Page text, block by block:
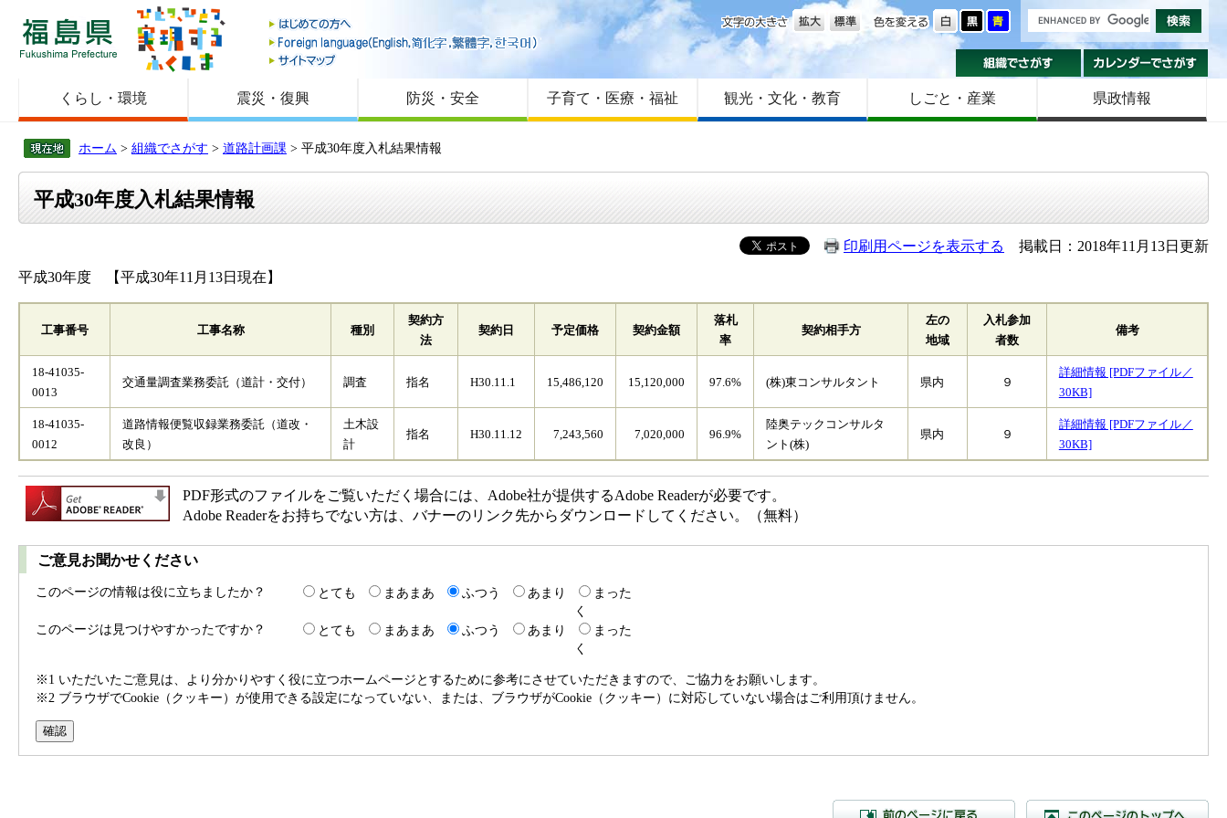
福島県
はじめての方へ
Foreign language
サイトマップ
色を変える
文字の大きさ
組織でさがす
くらし・環境 震災・復興 防災・安全 子育て・医療・福祉 観光・文化・教育 しごと・産業 県政情報
ホーム > 組織でさがす > 道路計画課 > 平成30年度入札結果情報
平成30年度入札結果情報
印刷用ページを表示する
掲載日：2018年11月13日更新
平成30年度 【平成30年11月13日現在】
工事番号 工事名称 種別
契約方
法
契約日 予定価格 契約金額
落札
率
契約相手方
左の
地域
入札参加
者数
備考
18-41035-
0013
交通量調査業務委託（道計・交付） 調査 指名 H30.11.1 15,486,120 15,120,000 97.6% (株)東コンサルタント 県内 ９
詳細情報 [PDFファイル／
30KB]
18-41035-
0012
道路情報便覧収録業務委託（道改・
改良）
土木設
計
指名 H30.11.12 7,243,560 7,020,000 96.9%
陸奥テックコンサルタ
ント(株)
県内 ９
詳細情報 [PDFファイル／
30KB]
PDF形式のファイルをご覧いただく場合には、Adobe社が提供するAdobe Readerが必要です。
Adobe Readerをお持ちでない方は、バナーのリンク先からダウンロードしてください。（無料）
ご意見お聞かせください
このページの情報は役に立ちましたか？ とても まあまあ ふつう あまり
まった
く
このページは見つけやすかったですか？
とても まあまあ ふつう あまり
まった
く
※1 いただいたご意見は、より分かりやすく役に立つホームページとするために参考にさせていただきますので、ご協力をお願いします。
※2 ブラウザでCookie（クッキー）が使用できる設定になっていない、または、ブラウザがCookie（クッキー）に対応していない場合はご利用頂けません。
前のページに戻る